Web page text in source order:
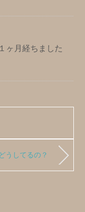
ヶ月経ちました
うしてるの？